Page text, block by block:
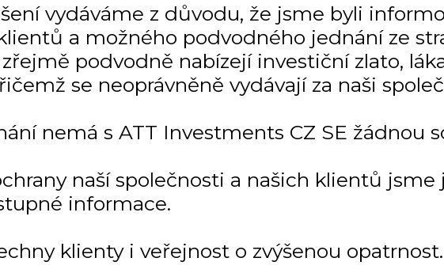
vydáváme z důvodu, že jsme byli
a možného podvodného jednání ze
podvodně nabízejí investiční zlato,
se neoprávněně vydávají za naši
nemá s ATT Investments CZ SE žádnou
naší společnosti a našich klientů
informace.
klienty i veřejnost o zvýšenou opatrnost.